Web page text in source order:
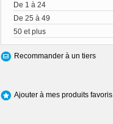
De 1 à 24
De 25 à 49
50 et plus
Recommander à un tiers
Ajouter à mes produits favoris